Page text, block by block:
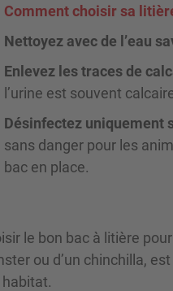
Comment choisir sa
Nettoyez avec de l’eau
Enlevez les traces de
l’urine est souvent
Désinfectez uniquement
sans danger pour les
bac en place.
le bon bac à litière pour
ou d’un chinchilla,